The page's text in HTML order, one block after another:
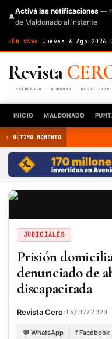
🔔
Activá las notificaciones —
de Maldonado al instante
En vivo · Jueves 6 Ago 2026 ·
Revista
MALDONADO · URUGUAY · DESDE 2010
INICIO MALDONADO
⚡ ÚLTIMO MOMENTO
JUDICIALES
Prisión
denunciado de
discapacitada
Revista Cero·13/07/2020
💬 WhatsApp f Facebook